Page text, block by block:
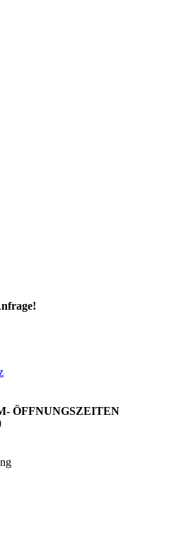
ÖFFNUNGSZEITEN